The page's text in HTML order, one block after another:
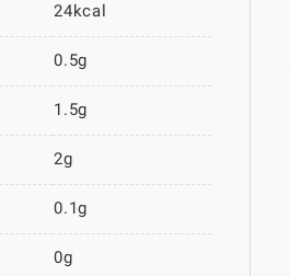
24kcal
0.5g
1.5g
2g
0.1g
0g